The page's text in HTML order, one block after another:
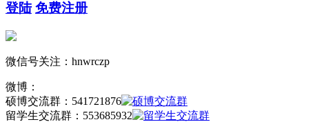
登陆 免费注册
微信号关注：hnwrczp
微博：
硕博交流群： 541721876
留学生交流群： 553685932